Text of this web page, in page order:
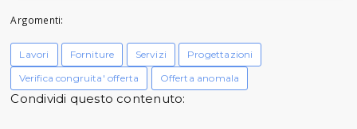
Argomenti:
Lavori Forniture Servizi
Progettazioni
Verifica congruita' offerta
Offerta anomala
Condividi questo contenuto: